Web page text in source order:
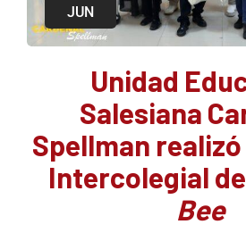
JUN
Unidad
Salesiana
Spellman
Intercolegial de
Bee